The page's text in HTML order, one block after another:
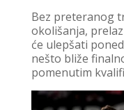
Bez preteranog
okolišanja,
će ulepšati
nešto bliže
pomenutim